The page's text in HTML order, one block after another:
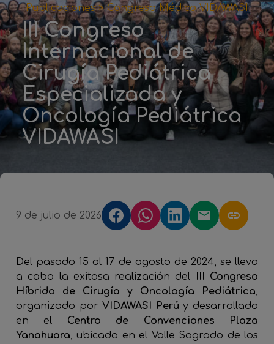
Publicaciones >Congreso Médico VIDAWASI
III Congreso
Internacional de
Cirugía Pediátrica
Especializada y
Oncología Pediátrica
VIDAWASI
9 de julio de 2026
Del pasado 15 al 17 de agosto de 2024, se llevo
a cabo la exitosa realización del
III Congreso
Híbrido de Cirugía y Oncología Pediátrica,
organizado porVIDAWASI Perú y desarrollado
en el Centro de Convenciones Plaza
Yanahuara, ubicado en el Valle Sagrado de los